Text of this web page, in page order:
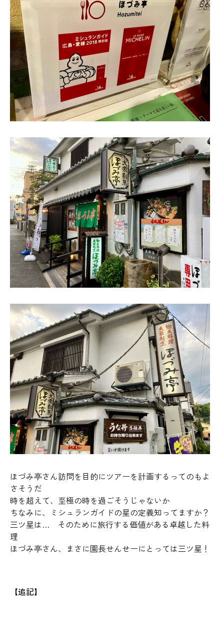
ほづみ亭さん訪問を目的にツアーを計画するってのもよ
さそうだ
時を超えて、至極の時を過ごそうじゃないか
ちなみに、ミシュランガイドの星の定義知ってますか？
三ツ星は… そのために旅行する価値がある卓越した料
理
ほづみ亭さん、まさに園長せんせーにとっては三ツ星！
【追記】